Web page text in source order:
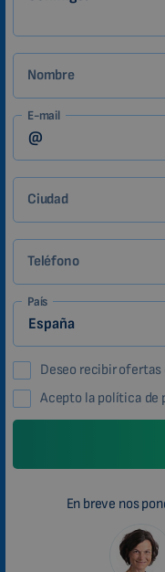
Nombre
E-mail
Ciudad
Teléfono
País
Deseo recibir
Acepto la política de
En breve nos